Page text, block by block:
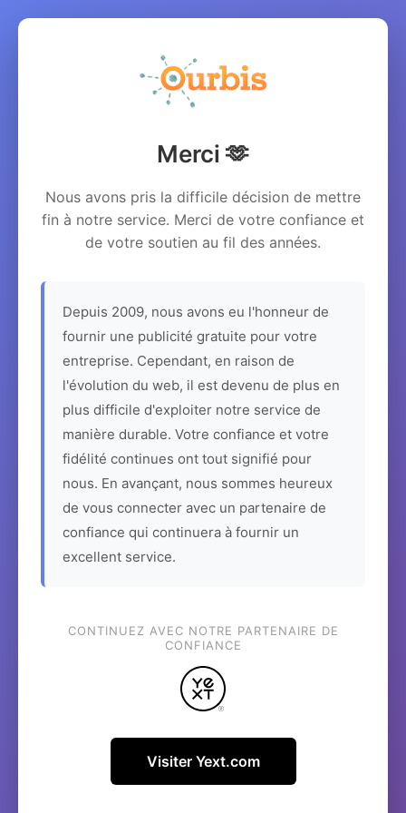
Merci 🫶
Nous avons pris la difficile décision de mettre
fin à notre service. Merci de votre confiance et
de votre soutien au fil des années.
Depuis 2009, nous avons eu l'honneur de
fournir une publicité gratuite pour votre
entreprise. Cependant, en raison de
l'évolution du web, il est devenu de plus en
plus difficile d'exploiter notre service de
manière durable. Votre confiance et votre
fidélité continues ont tout signifié pour
nous. En avançant, nous sommes heureux
de vous connecter avec un partenaire de
confiance qui continuera à fournir un
excellent service.
CONTINUEZ AVEC NOTRE PARTENAIRE DE
CONFIANCE
Visiter Yext.com